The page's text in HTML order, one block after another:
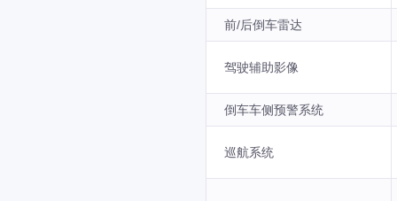
前/后倒车雷达
驾驶辅助影像
倒车车侧预警系统
巡航系统